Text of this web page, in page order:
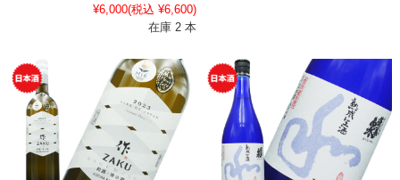
¥6,000(税込 ¥6,600)
在庫 2 本